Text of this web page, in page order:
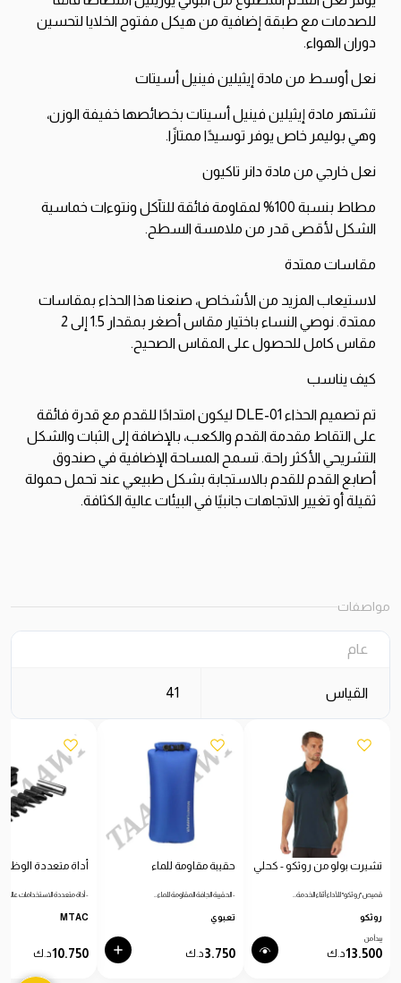
للصدمات مع طبقة إضافية من هيكل مفتوح الخلايا لتحسين
دوران الهواء.
نعل أوسط من مادة إيثيلين فينيل أسيتات
تشتهر مادة إيثيلين فينيل أسيتات بخصائصها خفيفة الوزن،
وهي بوليمر خاص يوفر توسيدًا ممتازًا.
نعل خارجي من مادة دانر تاكيون
مطاط بنسبة 100% لمقاومة فائقة للتآكل ونتوءات خماسية
الشكل لأقصى قدر من ملامسة السطح.
مقاسات ممتدة
لاستيعاب المزيد من الأشخاص، صنعنا هذا الحذاء بمقاسات
ممتدة. نوصي النساء باختيار مقاس أصغر بمقدار 1.5 إلى 2
مقاس كامل للحصول على المقاس الصحيح.
كيف يناسب
تم تصميم الحذاء DLE-01 ليكون امتدادًا للقدم مع قدرة فائقة
على التقاط مقدمة القدم والكعب، بالإضافة إلى الثبات والشكل
التشريحي الأكثر راحة. تسمح المساحة الإضافية في صندوق
أصابع القدم للقدم بالاستجابة بشكل طبيعي عند تحمل حمولة
ثقيلة أو تغيير الاتجاهات جانبيًا في البيئات عالية الكثافة.
مواصفات
عام
القياس 41
تشيرت بولو من روثكو - كحلي
قميص "روثكو" للأداء أثناء الخدمة…
روثكو
يبدأ من
13.500د.ك
حقيبة مقاومة للماء
- الحقيبة الجافة المقاومة للماء…
تعبوي
3.750د.ك
أداة متعددة
- أداة متعددة الاستخدامات عالية…
MTAC
10.750د.ك